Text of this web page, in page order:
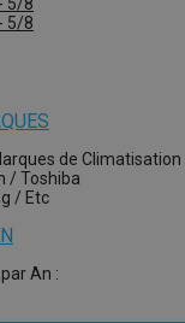
5/8
de Climatisation
/ Toshiba
/ Etc
An :